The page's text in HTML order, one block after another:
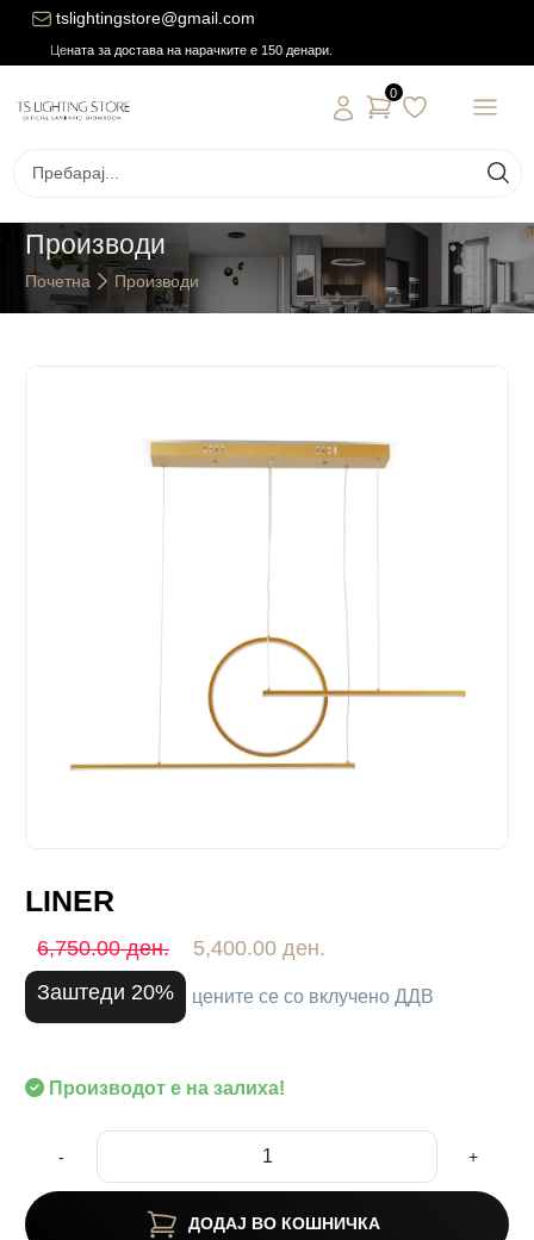
tslightingstore@gmail.com
Цената за достава на нарачките е 150 денари.
0
Производи
Почетна Производи
LINER
6,750.00 ден.
5,400.00 ден.
Заштеди 20%
цените се со вклучено ДДВ
Производот е на залиха!
- +
ДОДАЈ ВО КОШНИЧКА